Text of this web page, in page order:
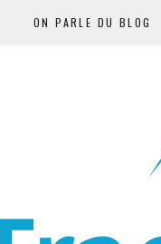
ON PARLE DU BLOG